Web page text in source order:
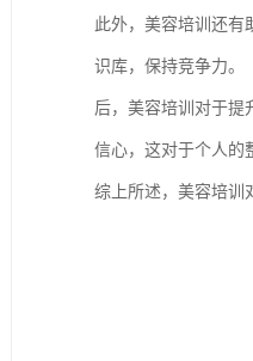
此外，美容培训还有
识库，保持竞争力。
后，美容培训对于提
信心，这对于个人的
综上所述，美容培训